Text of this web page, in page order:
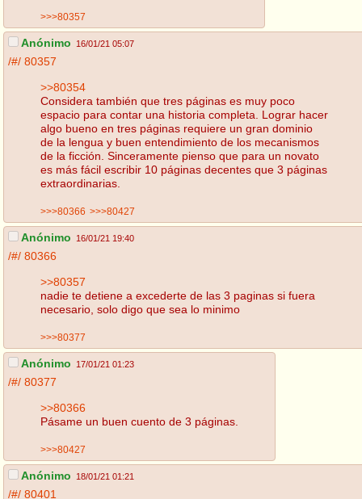
>>>80357
Anónimo 16/01/21 05:07
/#/ 80357
>>80354
Considera también que tres páginas es muy poco
espacio para contar una historia completa. Lograr hacer
algo bueno en tres páginas requiere un gran dominio
de la lengua y buen entendimiento de los mecanismos
de la ficción. Sinceramente pienso que para un novato
es más fácil escribir 10 páginas decentes que 3 páginas
extraordinarias.
>>>80366 >>>80427
Anónimo 16/01/21 19:40
/#/ 80366
>>80357
nadie te detiene a excederte de las 3 paginas si fuera
necesario, solo digo que sea lo minimo
>>>80377
Anónimo 17/01/21 01:23
/#/ 80377
>>80366
Pásame un buen cuento de 3 páginas.
>>>80427
Anónimo 18/01/21 01:21
/#/ 80401